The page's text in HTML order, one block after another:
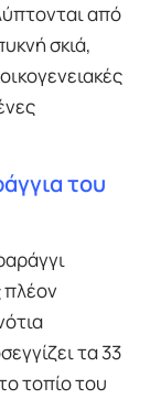
από
σκιά,
του
πλέον
τα 33
τοπίο του